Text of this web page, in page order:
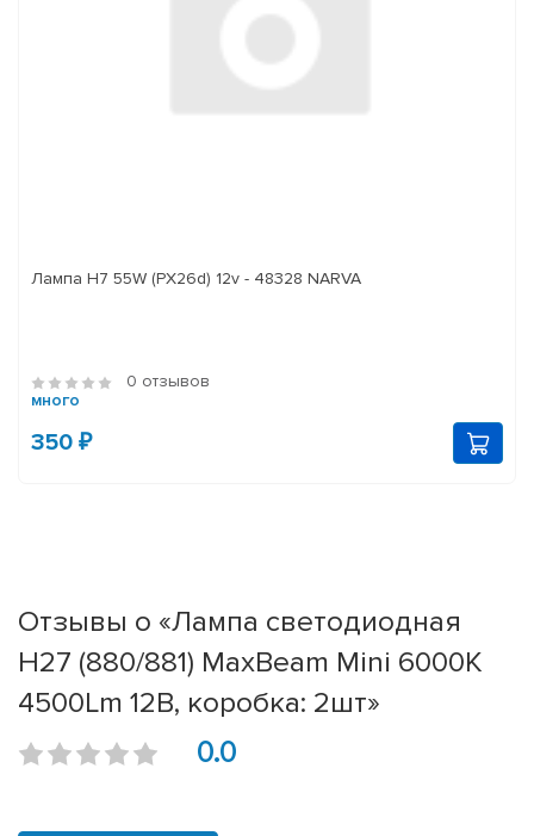
Лампа H7 55W (PX26d) 12v - 48328 NARVA
0 отзывов
много
350 ₽
Отзывы о «Лампа светодиодная
H27 (880/881) MaxBeam Mini 6000K
4500Lm 12В, коробка: 2шт»
0.0